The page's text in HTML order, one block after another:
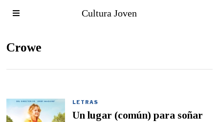
Cultura Joven
Crowe
LETRAS
Un lugar (común) para soñar